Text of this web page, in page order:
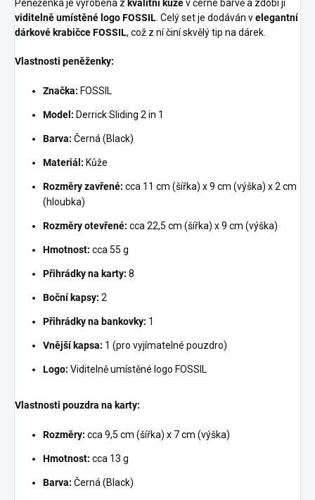
Peněženka je vyrobena z kvalitní kůžev černé barvě a zdobí ji
viditelně umístěné logo FOSSIL. Celý set je dodáván velegantní
dárkové krabičce FOSSIL, což z ní činí skvělý tip na dárek.
Vlastnosti peněženky:
Značka: FOSSIL
Model: Derrick Sliding 2 in 1
Barva: Černá (Black)
Materiál: Kůže
Rozměry zavřené: cca 11 cm (šířka) x 9 cm (výška) x 2 cm
(hloubka)
Rozměry otevřené: cca 22,5 cm (šířka) x 9 cm (výška)
Hmotnost: cca 55 g
Přihrádky na karty: 8
Boční kapsy: 2
Přihrádky na bankovky: 1
Vnější kapsa: 1 (pro vyjímatelné pouzdro)
Logo: Viditelně umístěné logo FOSSIL
Vlastnosti pouzdra na karty:
Rozměry: cca 9,5 cm (šířka) x 7 cm (výška)
Hmotnost: cca 13 g
Barva: Černá (Black)